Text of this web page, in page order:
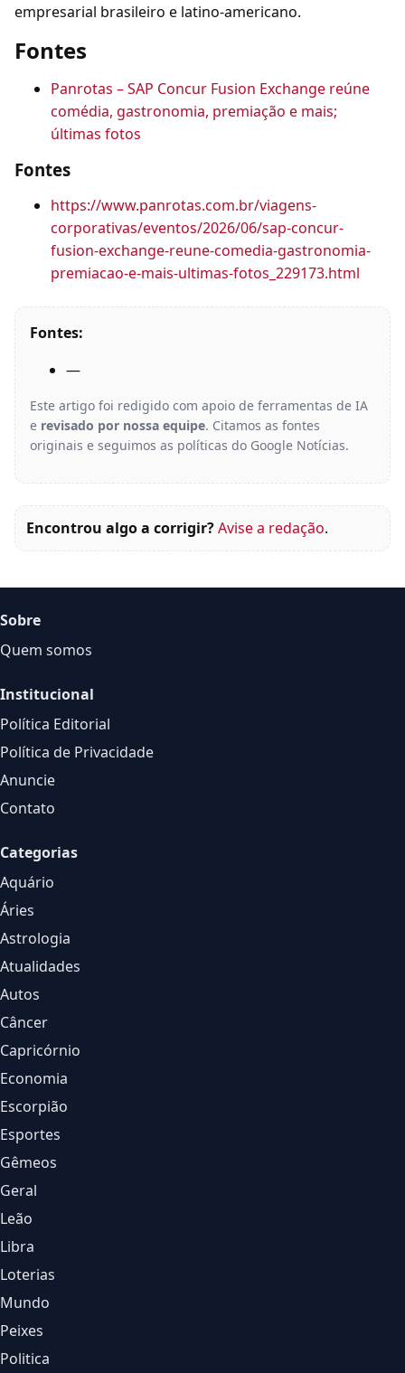
empresarial brasileiro e latino-americano.
Fontes
Panrotas – SAP Concur Fusion Exchange reúne
comédia, gastronomia, premiação e mais;
últimas fotos
Fontes
https://www.panrotas.com.br/viagens-
corporativas/eventos/2026/06/sap-concur-
fusion-exchange-reune-comedia-gastronomia-
premiacao-e-mais-ultimas-fotos_229173.html
Fontes:
—
Este artigo foi redigido com apoio de ferramentas de IA
e revisado por nossa equipe. Citamos as fontes
originais e seguimos as políticas do Google Notícias.
Encontrou algo a corrigir?Avise a redação.
Sobre
Quem somos
Institucional
Política Editorial
Política de Privacidade
Anuncie
Contato
Categorias
Aquário
Áries
Astrologia
Atualidades
Autos
Câncer
Capricórnio
Economia
Escorpião
Esportes
Gêmeos
Geral
Leão
Libra
Loterias
Mundo
Peixes
Politica